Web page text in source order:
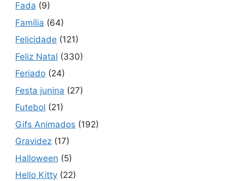
Fada (9)
Família (64)
Felicidade (121)
Feliz Natal (330)
Feriado (24)
Festa junina (27)
Futebol (21)
Gifs Animados (192)
Gravidez (17)
Halloween (5)
Hello Kitty (22)